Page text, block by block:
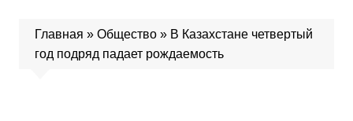
Главная » Общество» В Казахстане четвертый
год подряд падает рождаемость